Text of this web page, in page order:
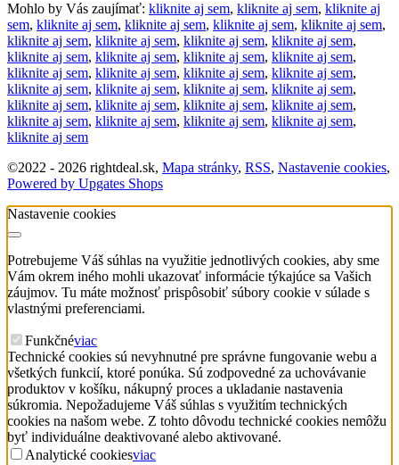
Mohlo by Vás zaujímať: kliknite aj sem, kliknite aj sem, kliknite aj
sem, kliknite aj sem, kliknite aj sem, kliknite aj sem, kliknite aj sem,
kliknite aj sem, kliknite aj sem, kliknite aj sem, kliknite aj sem,
kliknite aj sem, kliknite aj sem, kliknite aj sem, kliknite aj sem,
kliknite aj sem, kliknite aj sem, kliknite aj sem, kliknite aj sem,
kliknite aj sem, kliknite aj sem, kliknite aj sem, kliknite aj sem,
kliknite aj sem, kliknite aj sem, kliknite aj sem, kliknite aj sem,
kliknite aj sem, kliknite aj sem, kliknite aj sem, kliknite aj sem,
kliknite aj sem
©2022 - 2026 rightdeal.sk, Mapa stránky, RSS, Nastavenie cookies,
Powered by Upgates Shops
Nastavenie cookies
Potrebujeme Váš súhlas na využitie jednotlivých cookies, aby sme
Vám okrem iného mohli ukazovať informácie týkajúce sa Vašich
záujmov. Tu máte možnosť prispôsobiť súbory cookie v súlade s
vlastnými preferenciami.
Funkčnéviac
Technické cookies sú nevyhnutné pre správne fungovanie webu a
všetkých funkcií, ktoré ponúka. Sú zodpovedné za uchovávanie
produktov v košíku, nákupný proces a ukladanie nastavenia
súkromia. Nepožadujeme Váš súhlas s využitím technických
cookies na našom webe. Z tohto dôvodu technické cookies nemôžu
byť individuálne deaktivované alebo aktivované.
Analytické cookiesviac